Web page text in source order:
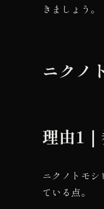
きましょう。
ニクノ
理由1
ニクノトモ
ている点。